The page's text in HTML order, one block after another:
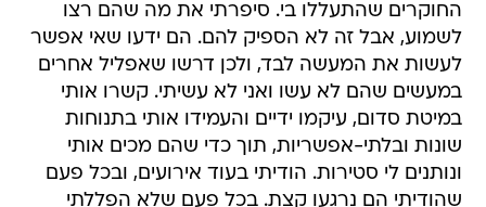
החוקרים שהתעללו בי. סיפרתי את מה שהם רצו
לשמוע, אבל זה לא הספיק להם. הם ידעו שאי אפשר
לעשות את המעשה לבד, ולכן דרשו שאפליל אחרים
במעשים שהם לא עשו ואני לא עשיתי. קשרו אותי
במיטת סדום, עיקמו ידיים והעמידו אותי בתנוחות
שונות ובלתי-אפשריות, תוך כדי שהם מכים אותי
ונותנים לי סטירות. הודיתי בעוד אירועים, ובכל פעם
שהודיתי הם נרגעו קצת. בכל פעם שלא הפללתי